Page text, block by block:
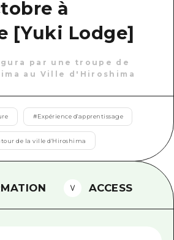
bénévole
d'Hiroshima
de Photos
sur le transport en
touristique
à
[Yuki Lodge]
par une troupe de
au Ville d'Hiroshima
#Expérience d'apprentissage
de la ville d'Hiroshima
ACCESS